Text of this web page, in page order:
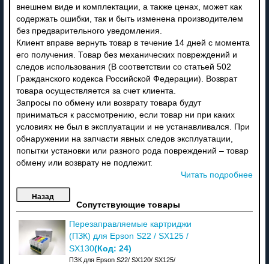
внешнем виде и комплектации, а также ценах, может как
содержать ошибки, так и быть изменена производителем
без предварительного уведомления.
Клиент вправе вернуть товар в течение 14 дней с момента
его получения. Товар без механических повреждений и
следов использования (В соответствии со статьей 502
Гражданского кодекса Российской Федерации). Возврат
товара осуществляется за счет клиента.
Запросы по обмену или возврату товара будут
приниматься к рассмотрению, если товар ни при каких
условиях не был в эксплуатации и не устанавливался. При
обнаружении на запчасти явных следов эксплуатации,
попытки установки или разного рода повреждений – товар
обмену или возврату не подлежит.
Читать подробнее
Сопутствующие товары
Перезаправляемые картриджи
(ПЗК) для Epson S22 / SX125 /
SX130(Код: 24)
ПЗК для Epson S22/ SX120/ SX125/